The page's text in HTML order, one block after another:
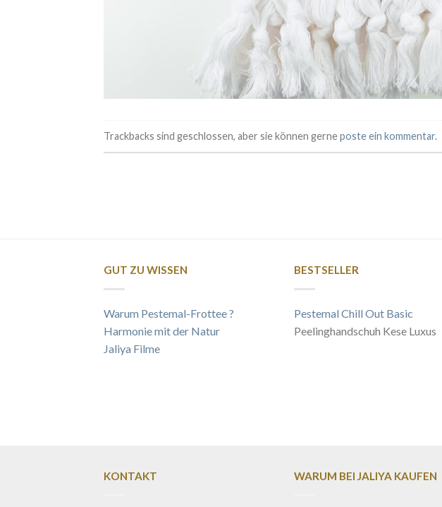
Trackbacks sind geschlossen, aber sie können gerneposte ein kommentar.
GUT ZU WISSEN
Warum Pestemal-Frottee ?
Harmonie mit der Natur
Jaliya Filme
BESTSELLER
Pestemal Chill Out Basic
Peelinghandschuh Kese Luxus
KONTAKT WARUM BEI JALIYA KAUFEN